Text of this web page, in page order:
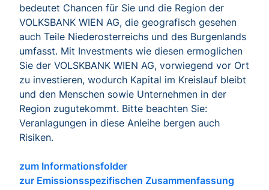
bedeutet Chancen für Sie und die Region der
VOLKSBANK WIEN AG, die geografisch gesehen
auch Teile Niederosterreichs und des Burgenlands
umfasst. Mit Investments wie diesen ermoglichen
Sie der VOLSKBANK WIEN AG, vorwiegend vor Ort
zu investieren, wodurch Kapital im Kreislauf bleibt
und den Menschen sowie Unternehmen in der
Region zugutekommt. Bitte beachten Sie:
Veranlagungen in diese Anleihe bergen auch
Risiken.
zum Informationsfolder
zur Emissionsspezifischen Zusammenfassung